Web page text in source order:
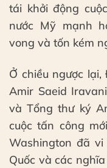
tái khởi động
nước Mỹ mạnh
vong và tốn kém
Ở chiều ngược
Amir Saeid
và Tổng thư ký
cuộc tấn công
Washington đã vi
Quốc và các